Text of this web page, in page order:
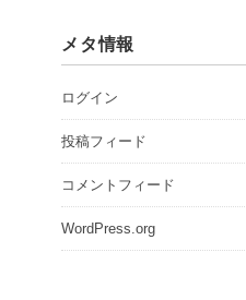
メタ情報
ログイン
投稿フィード
コメントフィード
WordPress.org